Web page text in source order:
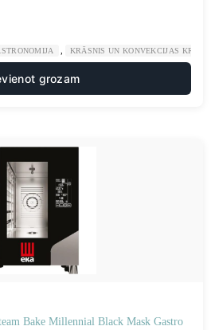
KRĀSNIS UN KONVEKCIJAS
grozam
Bake Millennial Black Mask Gastro